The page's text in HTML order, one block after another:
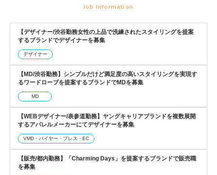
Job Information
【デザイナー/渋谷勤務女性の上品で洗練されたスタイリングを提案
するブランドでデザイナーを募集
デザイナー
【MD/渋谷勤務】シンプルだけど満足度の高いスタイリングを実現す
るワードローブを提案するブランドでMDを募集
MD
【WEBデザイナー/表参道勤務】ヤングキャリアブランドを複数展開
するアパレルメーカーにてデザイナーを募集
VMD・バイヤー・プレス・EC
【販売/都内勤務】「Charming Days」を提案するブランドで販売職
を募集